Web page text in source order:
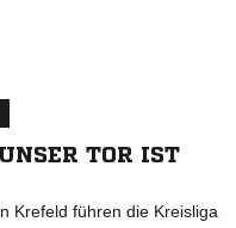
TOR IST
Krefeld führen die Kreisliga